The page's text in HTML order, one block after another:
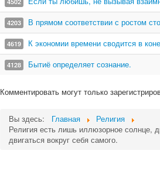
4203 В прямом соответствии с ростом
4619 К экономии времени сводится в
4128 Бытиё определяет сознание.
Комментировать могут только
Вы здесь: Главная
Религия
Религия есть лишь иллюзорное солнце,
двигаться вокруг себя самого.